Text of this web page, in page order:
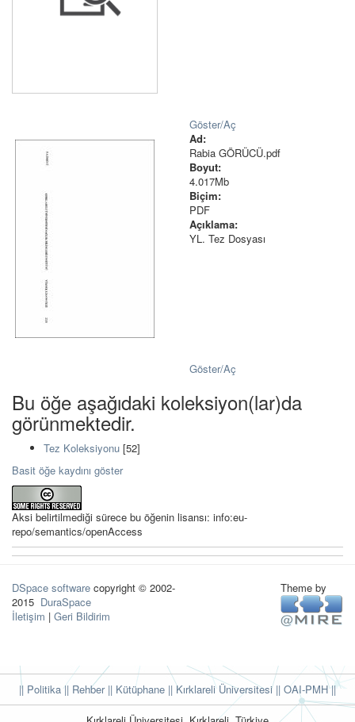
Göster/Aç
Ad:
Rabia GÖRÜCÜ.pdf
Boyut:
4.017Mb
Biçim:
PDF
Açıklama:
YL. Tez Dosyası
Göster/Aç
Bu öğe aşağıdaki koleksiyon(lar)da
görünmektedir.
Tez Koleksiyonu [52]
Basit öğe kaydını göster
Aksi belirtilmediği sürece bu öğenin lisansı: info:eu-
repo/semantics/openAccess
DSpace software copyright © 2002-
2015 DuraSpace
İletişim | Geri Bildirim
Theme by
|| Politika || Rehber|| Kütüphane || Kırklareli Üniversitesi || OAI-PMH ||